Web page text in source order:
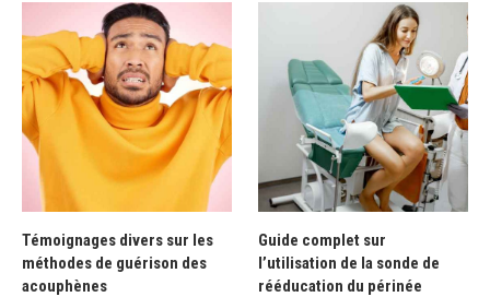
Témoignages divers sur les
méthodes de guérison des
acouphènes
Guide complet sur
l’utilisation de la sonde de
rééducation du périnée